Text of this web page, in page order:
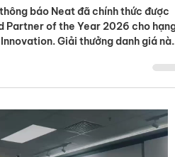
Giải Thưởng Google
the Year 2026